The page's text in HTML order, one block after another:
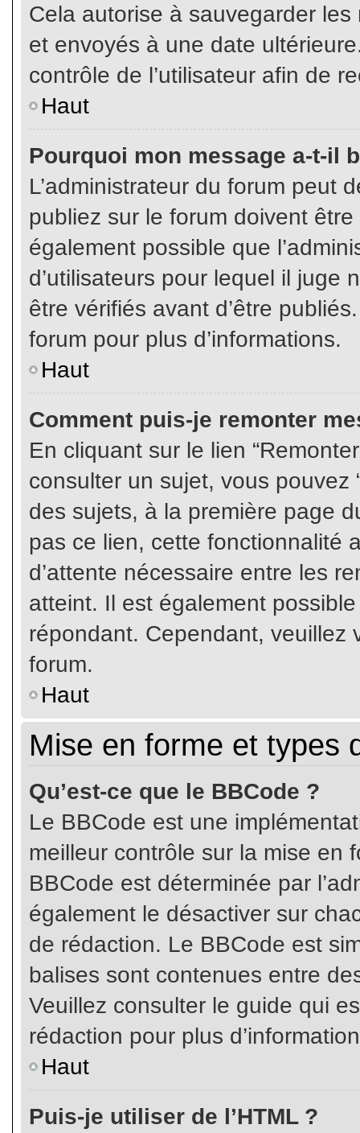
Cela autorise à sauvegarder
et envoyés à une date
contrôle de l’utilisateur afin de
Haut
Pourquoi mon message a-t-il
L’administrateur du forum peut
publiez sur le forum doivent
également possible que
d’utilisateurs pour lequel il juge
être vérifiés avant d’être
forum pour plus d’informations.
Haut
Comment puis-je remonter
En cliquant sur le lien
consulter un sujet, vous pouvez
des sujets, à la première page
pas ce lien, cette fonctionnalité
d’attente nécessaire entre les
atteint. Il est également
répondant. Cependant, veuillez
forum.
Haut
Mise en forme et types
Qu’est-ce que le BBCode ?
Le BBCode est une
meilleur contrôle sur la mise en
BBCode est déterminée par
également le désactiver sur
de rédaction. Le BBCode est
balises sont contenues entre
Veuillez consulter le guide qui
rédaction pour plus
Haut
Puis-je utiliser de l’HTML ?